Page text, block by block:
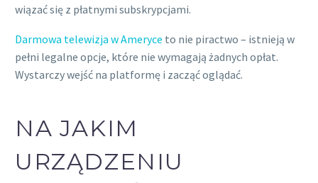
wiązać się z płatnymi subskrypcjami.
Darmowa telewizja w Ameryce to nie piractwo – istnieją w
pełni legalne opcje, które nie wymagają żadnych opłat.
Wystarczy wejść na platformę i zacząć oglądać.
NA JAKIM
URZĄDZENIU